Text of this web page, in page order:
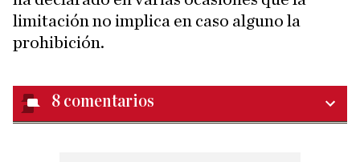
limitación no implica en caso alguno la
prohibición.
8 comentarios